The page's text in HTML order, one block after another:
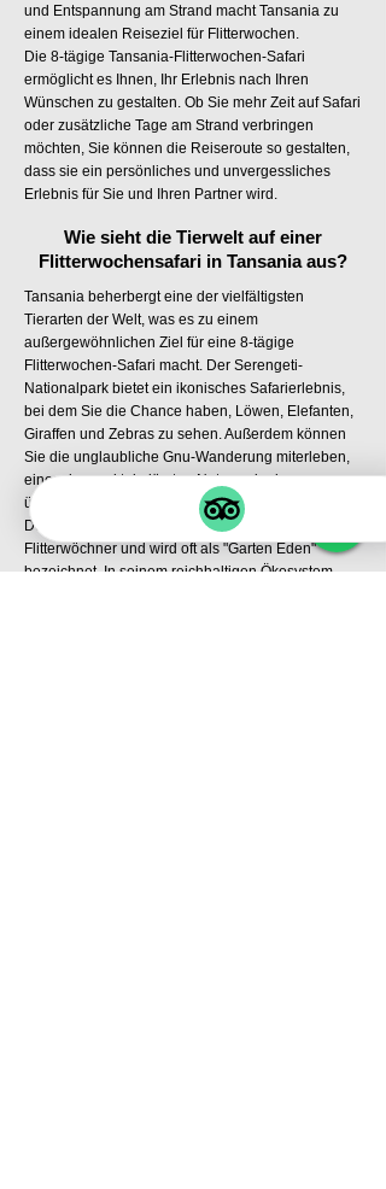
und Entspannung am Strand macht Tansania zu
einem idealen Reiseziel für Flitterwochen.
Die 8-tägige Tansania-Flitterwochen-Safari
ermöglicht es Ihnen, Ihr Erlebnis nach Ihren
Wünschen zu gestalten. Ob Sie mehr Zeit auf Safari
oder zusätzliche Tage am Strand verbringen
möchten, Sie können die Reiseroute so gestalten,
dass sie ein persönliches und unvergessliches
Erlebnis für Sie und Ihren Partner wird.
Wie sieht die Tierwelt auf einer
Flitterwochensafari in Tansania aus?
Tansania beherbergt eine der vielfältigsten
Tierarten der Welt, was es zu einem
außergewöhnlichen Ziel für eine 8-tägige
Flitterwochen-Safari macht. Der Serengeti-
Nationalpark bietet ein ikonisches Safarierlebnis,
bei dem Sie die Chance haben, Löwen, Elefanten,
Giraffen und Zebras zu sehen. Außerdem können
Sie die unglaubliche Gnu-Wanderung miterleben,
eines der spektakulärsten Naturereignisse
überhaupt.
Der Ngorongoro-Krater ist ein weiteres Muss für
Flitterwöchner und wird oft als "Garten Eden"
bezeichnet. In seinem reichhaltigen Ökosystem